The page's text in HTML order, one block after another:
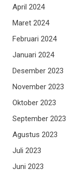
April 2024
Maret 2024
Februari 2024
Januari 2024
Desember 2023
November 2023
Oktober 2023
September 2023
Agustus 2023
Juli 2023
Juni 2023